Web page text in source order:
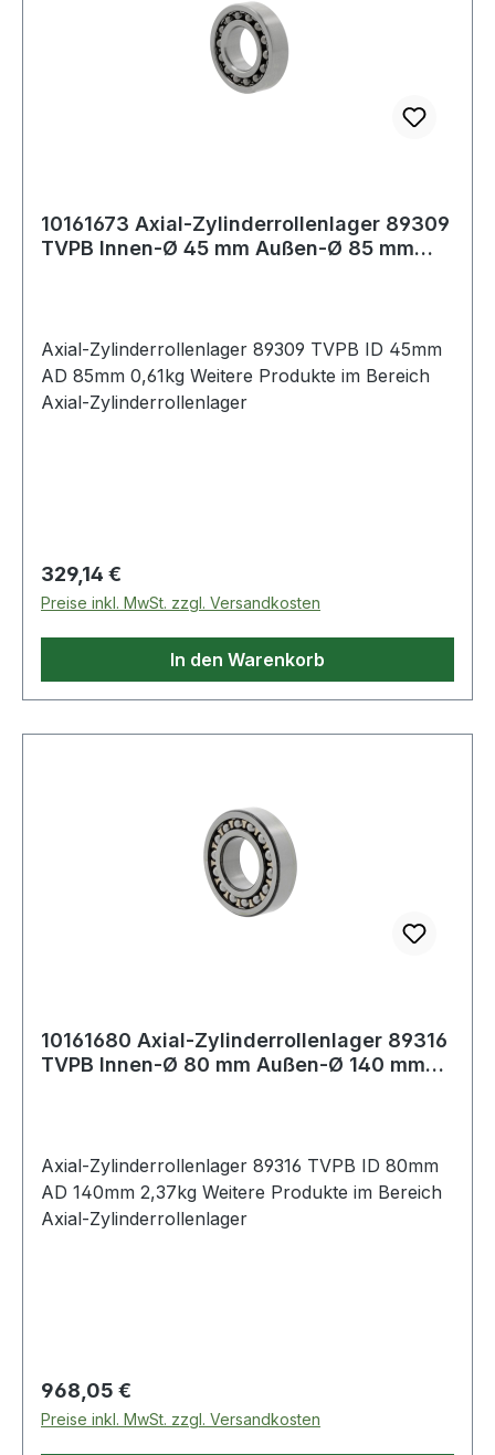
10161673 Axial-Zylinderrollenlager 89309
TVPB Innen-Ø 45 mm Außen-Ø 85 mm
Axial-Zylinderrollenlager 89309 TVPB ID 45mm
AD 85mm 0,61kg Weitere Produkte im Bereich
Axial-Zylinderrollenlager
Regulärer Preis:
329,14 €
Preise inkl. MwSt. zzgl. Versandkosten
In den Warenkorb
10161680 Axial-Zylinderrollenlager 89316
TVPB Innen-Ø 80 mm Außen-Ø 140 mm
Axial-Zylinderrollenlager 89316 TVPB ID 80mm
AD 140mm 2,37kg Weitere Produkte im Bereich
Axial-Zylinderrollenlager
Regulärer Preis:
968,05 €
Preise inkl. MwSt. zzgl. Versandkosten